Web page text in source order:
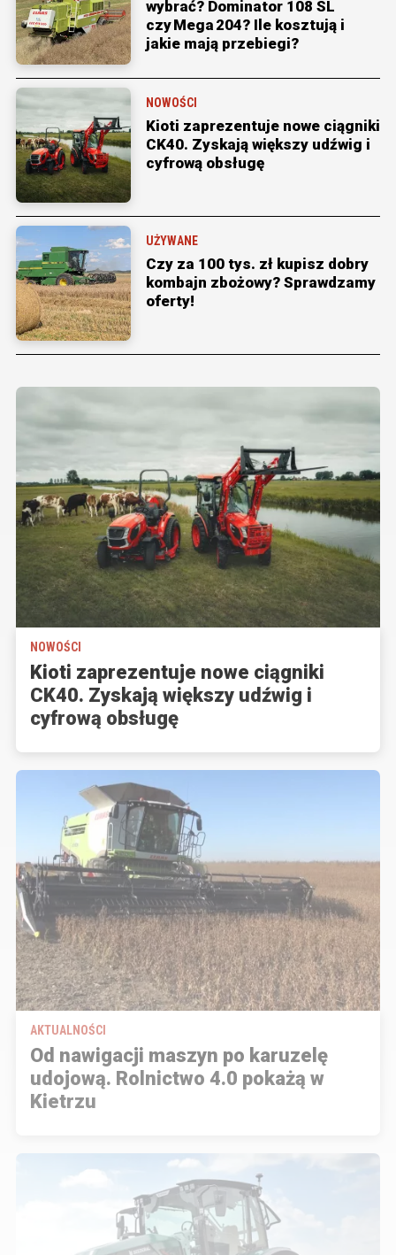
wybrać? Dominator 108 SL
czy Mega 204? Ile kosztują i
jakie mają przebiegi?
NOWOŚCI
Kioti zaprezentuje nowe ciągniki
CK40. Zyskają większy udźwig i
cyfrową obsługę
UŻYWANE
Czy za 100 tys. zł kupisz dobry
kombajn zbożowy? Sprawdzamy
oferty!
NOWOŚCI
Kioti zaprezentuje nowe ciągniki
CK40. Zyskają większy udźwig i
cyfrową obsługę
AKTUALNOŚCI
Od nawigacji maszyn po karuzelę
udojową. Rolnictwo 4.0 pokażą w
Kietrzu